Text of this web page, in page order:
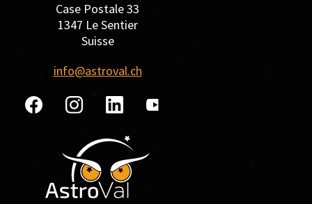
Case Postale 33
1347 Le Sentier
Suisse
info@astroval.ch